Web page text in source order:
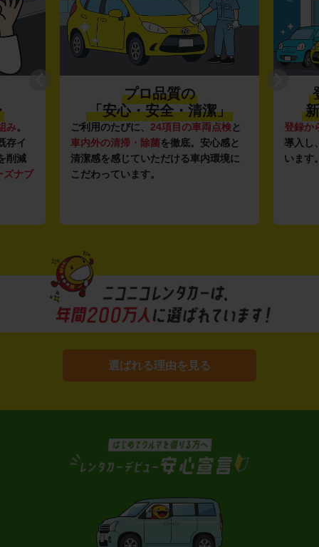
み。
存イ
削減
ズナブ
プロ品質の
「安心・安全・清潔」
ご利用のたびに、 24項目の車両点検と
車内外の清掃・除菌を徹底。安心感と
清潔感を感じていただける車内環境に
こだわっています。
登録か
導入し
います
選ばれる理由を見る